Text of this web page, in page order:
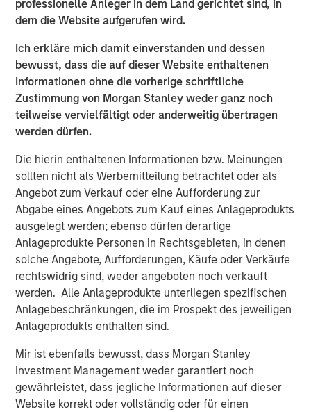
professionelle Anleger in dem Land gerichtet sind, in
dem die Website aufgerufen wird.
Ich erkläre mich damit einverstanden und dessen
bewusst, dass die auf dieser Website enthaltenen
Informationen ohne die vorherige schriftliche
Zustimmung von Morgan Stanley weder ganz noch
teilweise vervielfältigt oder anderweitig übertragen
werden dürfen.
Die hierin enthaltenen Informationen bzw. Meinungen
sollten nicht als Werbemitteilung betrachtet oder als
Angebot zum Verkauf oder eine Aufforderung zur
Abgabe eines Angebots zum Kauf eines Anlageprodukts
ausgelegt werden; ebenso dürfen derartige
Anlageprodukte Personen in Rechtsgebieten, in denen
solche Angebote, Aufforderungen, Käufe oder Verkäufe
rechtswidrig sind, weder angeboten noch verkauft
werden. Alle Anlageprodukte unterliegen spezifischen
Anlagebeschränkungen, die im Prospekt des jeweiligen
Anlageprodukts enthalten sind.
Mir ist ebenfalls bewusst, dass Morgan Stanley
Investment Management weder garantiert noch
gewährleistet, dass jegliche Informationen auf dieser
Website korrekt oder vollständig oder für einen
Mark Phillips for their leadership.”
Whilst the terms of the transaction are not disclosed, the
sale delivers 3.8x the original cost to investors.
About Morgan Stanley Global Private Equity
Stanley Investment Management, makes private equity
and equity-related investments in North America and
Europe. Morgan Stanley Global Private Equity utilizes
Morgan Stanley's vast resources, including the Firm's
global franchise and relationships with leading corporate
management teams and financial sponsors, to source
attractive opportunities for its investment funds. Morgan
Stanley's roots in private equity investing date back to
1985 with the Morgan Stanley Capital Partners private
equity funds. To date, Morgan Stanley Global Private
Equity and its affiliated funds have invested over $6.7
For further information about Morgan Stanley Global
Private Equity, please visit
www.morganstanley.com/im/capitalpartners.